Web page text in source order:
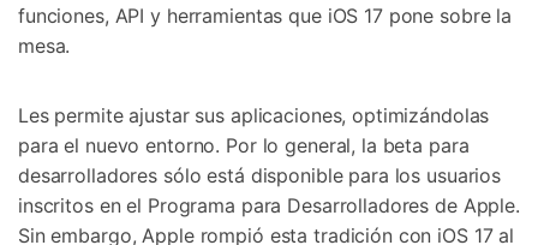
funciones, API y herramientas que iOS 17 pone sobre la
mesa.
Les permite ajustar sus aplicaciones, optimizándolas
para el nuevo entorno. Por lo general, la beta para
desarrolladores sólo está disponible para los usuarios
inscritos en el Programa para Desarrolladores de Apple.
Sin embargo, Apple rompió esta tradición con iOS 17 al